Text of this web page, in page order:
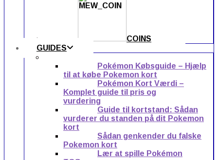
COINS
GUIDES
Pokémon Købsguide – Hjælp
til at købe Pokemon kort
Pokémon Kort Værdi –
Komplet guide til pris og
vurdering
Guide til kortstand: Sådan
vurderer du standen på dit Pokemon
kort
Sådan genkender du falske
Pokemon kort
Lær at spille Pokémon